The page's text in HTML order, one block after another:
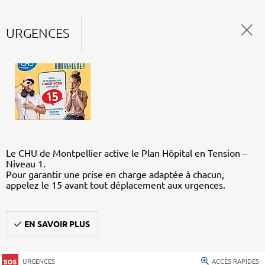
URGENCES
Le CHU de Montpellier active le Plan Hôpital en Tension –
Niveau 1.
Pour garantir une prise en charge adaptée à chacun,
appelez le 15 avant tout déplacement aux urgences.
EN SAVOIR PLUS
URGENCES ACCÈS RAPIDES